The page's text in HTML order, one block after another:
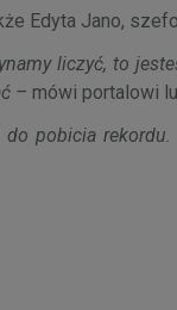
Edyta Jano,
liczyć, to
– mówi portalowi
pobicia